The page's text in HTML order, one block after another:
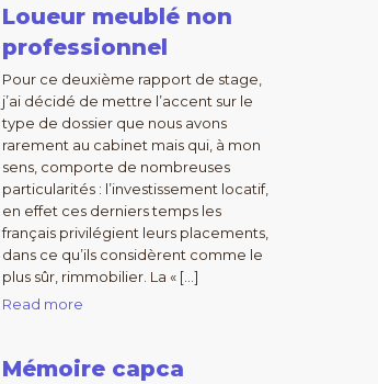
Loueur meublé non
professionnel
Pour ce deuxième rapport de stage,
j’ai décidé de mettre l’accent sur le
type de dossier que nous avons
rarement au cabinet mais qui, à mon
sens, comporte de nombreuses
particularités : l’investissement locatif,
en effet ces derniers temps les
français privilégient leurs placements,
dans ce qu’ils considèrent comme le
plus sûr, rimmobilier. La « […]
Read more
Mémoire capca